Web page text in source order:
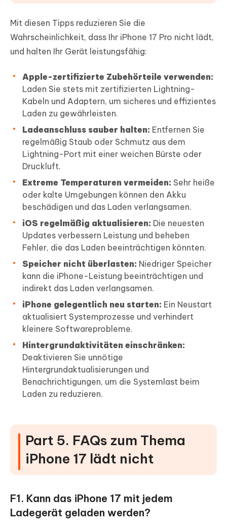
Mit diesen Tipps reduzieren Sie die
Wahrscheinlichkeit, dass Ihr iPhone 17 Pro nicht lädt,
und halten Ihr Gerät leistungsfähig:
Apple-zertifizierte Zubehörteile verwenden:
Laden Sie stets mit zertifizierten Lightning-
Kabeln und Adaptern, um sicheres und effizientes
Laden zu gewährleisten.
Ladeanschluss sauber halten: Entfernen Sie
regelmäßig Staub oder Schmutz aus dem
Lightning-Port mit einer weichen Bürste oder
Druckluft.
Extreme Temperaturen vermeiden: Sehr heiße
oder kalte Umgebungen können den Akku
beschädigen und das Laden verlangsamen.
iOS regelmäßig aktualisieren: Die neuesten
Updates verbessern Leistung und beheben
Fehler, die das Laden beeinträchtigen könnten.
Speicher nicht überlasten: Niedriger Speicher
kann die iPhone-Leistung beeinträchtigen und
indirekt das Laden verlangsamen.
iPhone gelegentlich neu starten: Ein Neustart
aktualisiert Systemprozesse und verhindert
kleinere Softwareprobleme.
Hintergrundaktivitäten einschränken:
Deaktivieren Sie unnötige
Hintergrundaktualisierungen und
Benachrichtigungen, um die Systemlast beim
Laden zu reduzieren.
Part 5. FAQs zum Thema
iPhone 17 lädt nicht
F1. Kann das iPhone 17 mit jedem
Ladegerät geladen werden?